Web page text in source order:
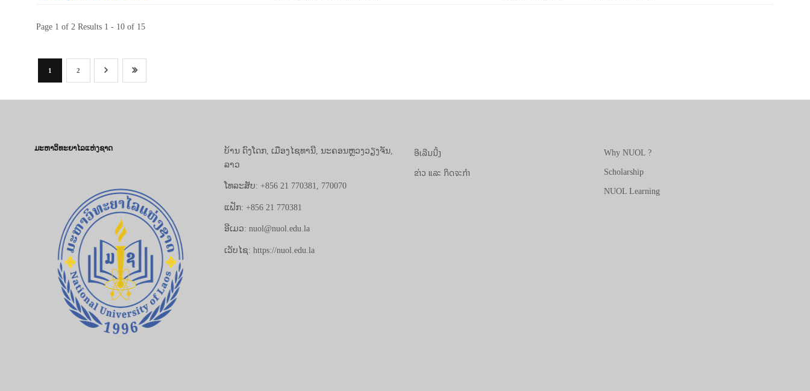
Page 1 of 2 Results 1 - 10 of 15
1 2
ມະຫາວິທະຍາໄລແຫ່ງຊາດ
ບ້ານ ດົງໂດກ, ເມືອງໄຊທານີ, ນະຄອນຫຼວງວຽງຈັນ,
ລາວ
ໂທລະສັບ: +856 21 770381, 770070
ແຟັກ: +856 21 770381
ອີເມວ: nuol@nuol.edu.la
ເວັບໄຊ: https://nuol.edu.la
ອີເລີນນີ້ງ
ຂ່າວ ແລະ ກິດຈະກຳ
Why NUOL ?
Scholarship
NUOL Learning